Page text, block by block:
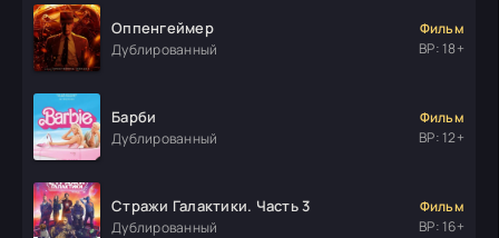
Оппенгеймер
Дублированный
Фильм
ВР: 18+
Барби
Дублированный
Фильм
ВР: 12+
Стражи Галактики. Часть 3
Дублированный
Фильм
ВР: 16+